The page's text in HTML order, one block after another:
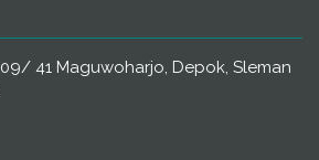
41 Maguwoharjo, Depok, Sleman